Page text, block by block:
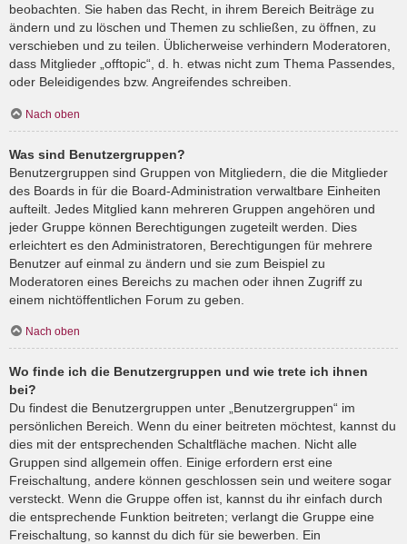
beobachten. Sie haben das Recht, in ihrem Bereich Beiträge zu
ändern und zu löschen und Themen zu schließen, zu öffnen, zu
verschieben und zu teilen. Üblicherweise verhindern Moderatoren,
dass Mitglieder „offtopic“, d. h. etwas nicht zum Thema Passendes,
oder Beleidigendes bzw. Angreifendes schreiben.
Nach oben
Was sind Benutzergruppen?
Benutzergruppen sind Gruppen von Mitgliedern, die die Mitglieder
des Boards in für die Board-Administration verwaltbare Einheiten
aufteilt. Jedes Mitglied kann mehreren Gruppen angehören und
jeder Gruppe können Berechtigungen zugeteilt werden. Dies
erleichtert es den Administratoren, Berechtigungen für mehrere
Benutzer auf einmal zu ändern und sie zum Beispiel zu
Moderatoren eines Bereichs zu machen oder ihnen Zugriff zu
einem nichtöffentlichen Forum zu geben.
Nach oben
Wo finde ich die Benutzergruppen und wie trete ich ihnen
bei?
Du findest die Benutzergruppen unter „Benutzergruppen“ im
persönlichen Bereich. Wenn du einer beitreten möchtest, kannst du
dies mit der entsprechenden Schaltfläche machen. Nicht alle
Gruppen sind allgemein offen. Einige erfordern erst eine
Freischaltung, andere können geschlossen sein und weitere sogar
versteckt. Wenn die Gruppe offen ist, kannst du ihr einfach durch
die entsprechende Funktion beitreten; verlangt die Gruppe eine
Freischaltung, so kannst du dich für sie bewerben. Ein